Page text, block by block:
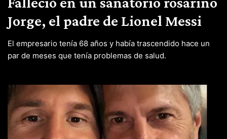
Jorge, el padre de Lionel Messi
El empresario tenía 68 años y había trascendido hace un
par de meses que tenía problemas de salud.